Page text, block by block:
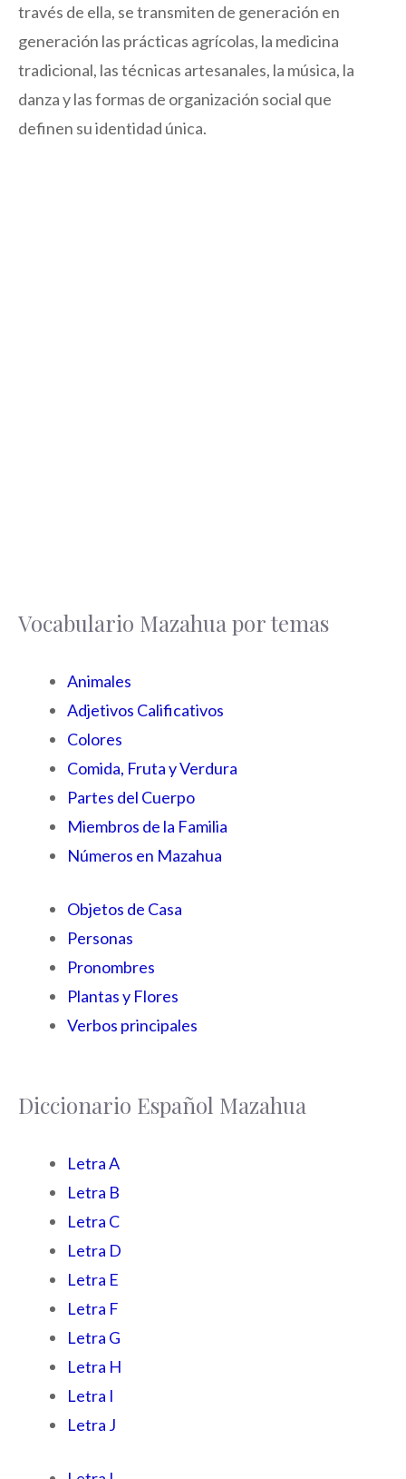
través de ella, se transmiten de generación en
generación las prácticas agrícolas, la medicina
tradicional, las técnicas artesanales, la música, la
danza y las formas de organización social que
definen su identidad única.
Vocabulario Mazahua por temas
Animales
Adjetivos Calificativos
Colores
Comida, Fruta y Verdura
Partes del Cuerpo
Miembros de la Familia
Números en Mazahua
Objetos de Casa
Personas
Pronombres
Plantas y Flores
Verbos principales
Diccionario Español Mazahua
Letra A
Letra B
Letra C
Letra D
Letra E
Letra F
Letra G
Letra H
Letra I
Letra J